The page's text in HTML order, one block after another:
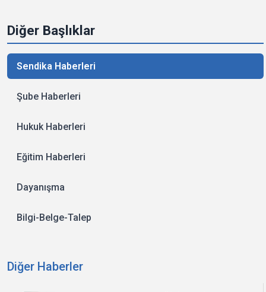
Diğer Başlıklar
Sendika Haberleri
Şube Haberleri
Hukuk Haberleri
Eğitim Haberleri
Dayanışma
Bilgi-Belge-Talep
Diğer Haberler